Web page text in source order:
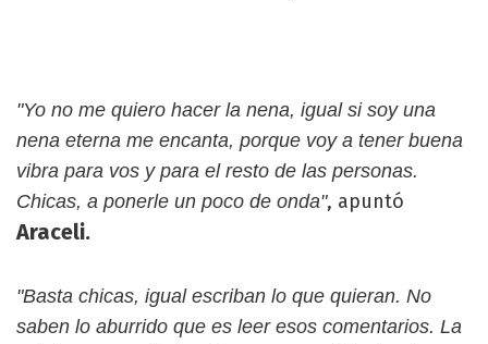
"Yo no me quiero hacer la nena, igual si soy una
nena eterna me encanta, porque voy a tener buena
vibra para vos y para el resto de las personas.
Chicas, a ponerle un poco de onda", apuntó
Araceli.
"Basta chicas, igual escriban lo que quieran. No
saben lo aburrido que es leer esos comentarios. La